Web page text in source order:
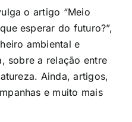
o artigo “Meio
esperar do futuro?”,
ambiental e
sobre a relação entre
Ainda, artigos,
e muito mais